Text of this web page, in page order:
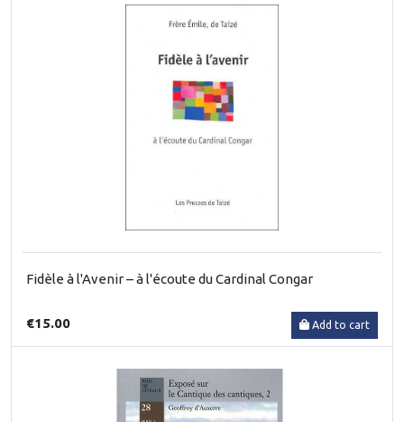
Fidèle à l'Avenir – à l'écoute du Cardinal Congar
€15.00 Add to cart